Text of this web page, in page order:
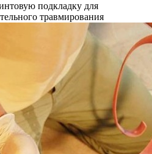
подкладку для
травмирования